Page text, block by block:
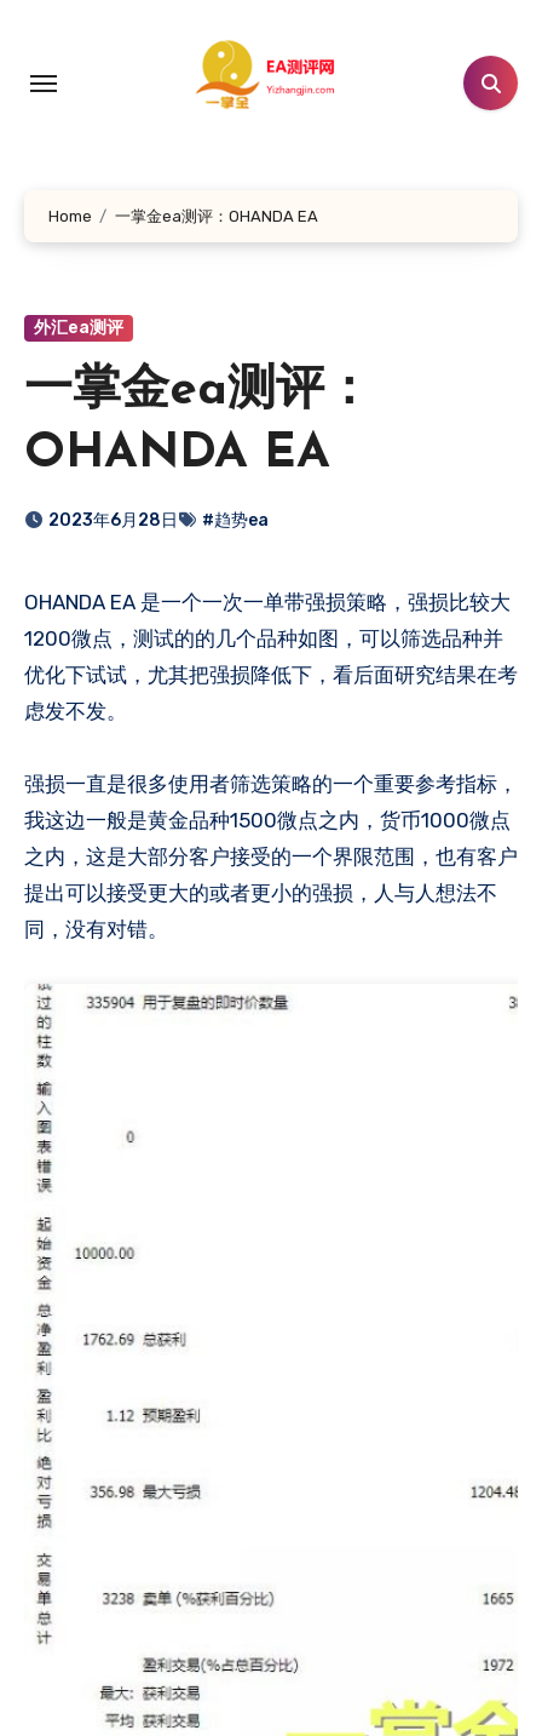
Home 一掌金ea测评：OHANDA EA
外汇ea测评
一掌金ea测评：
OHANDA EA
2023年6月28日 #趋势ea
OHANDA EA 是一个一次一单带强损策略，强损比较大
1200微点，测试的的几个品种如图，可以筛选品种并
优化下试试，尤其把强损降低下，看后面研究结果在考
虑发不发​。
强损一直是很多使用者筛选策略的一个重要参考指标，
我这边一般是黄金品种1500微点之内，货币1000微点
之内，这是大部分客户接受的一个界限范围，也有客户
提出可以接受更大的或者更小的强损，人与人想法不
同，没有对错​。